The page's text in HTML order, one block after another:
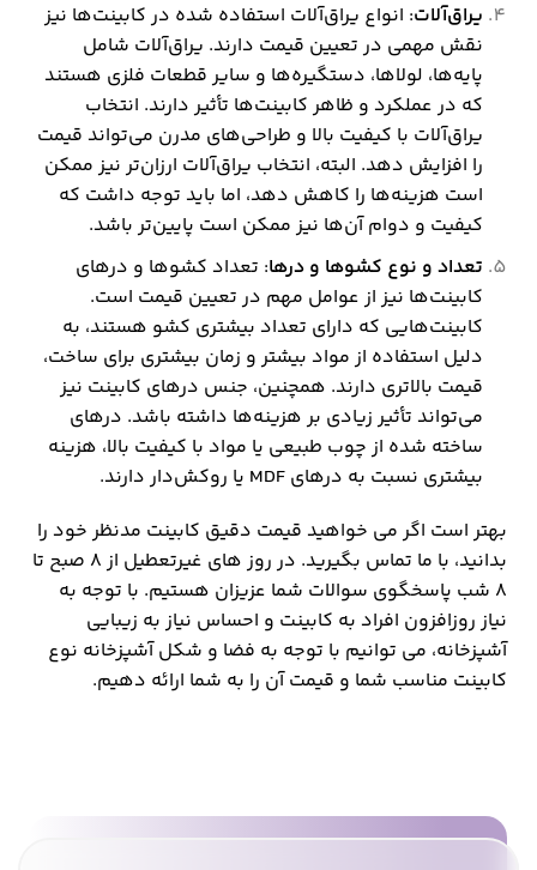
یراق‌آلات: انواع یراق‌آلات استفاده شده در کابینت‌ها نیز
نقش مهمی در تعیین قیمت دارند. یراق‌آلات شامل
پایه‌ها، لولاها، دستگیره‌ها و سایر قطعات فلزی هستند
که در عملکرد و ظاهر کابینت‌ها تأثیر دارند. انتخاب
یراق‌آلات با کیفیت بالا و طراحی‌های مدرن می‌تواند قیمت
را افزایش دهد. البته، انتخاب یراق‌آلات ارزان‌تر نیز ممکن
است هزینه‌ها را کاهش دهد، اما باید توجه داشت که
کیفیت و دوام آن‌ها نیز ممکن است پایین‌تر باشد.
تعداد و نوع کشوها و درها: تعداد کشوها و درهای
کابینت‌ها نیز از عوامل مهم در تعیین قیمت است.
کابینت‌هایی که دارای تعداد بیشتری کشو هستند، به
دلیل استفاده از مواد بیشتر و زمان بیشتری برای ساخت،
قیمت بالاتری دارند. همچنین، جنس درهای کابینت نیز
می‌تواند تأثیر زیادی بر هزینه‌ها داشته باشد. درهای
ساخته شده از چوب طبیعی یا مواد با کیفیت بالا، هزینه
بیشتری نسبت به درهای MDF یا روکش‌دار دارند.
بهتر است اگر می خواهید قیمت دقیق کابینت مدنظر خود را
بدانید، با ما تماس بگیرید. در روز های غیرتعطیل از 8 صبح تا
8 شب پاسخگوی سوالات شما عزیزان هستیم. با توجه به
نیاز روزافزون افراد به کابینت و احساس نیاز به زیبایی
آشپزخانه، می توانیم با توجه به فضا و شکل آشپزخانه نوع
کابینت مناسب شما و قیمت آن را به شما ارائه دهیم.